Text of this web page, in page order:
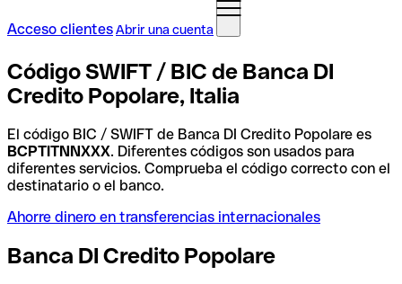
Acceso clientesAbrir una cuenta
Código SWIFT / BIC de Banca DI
Credito Popolare, Italia
El código BIC / SWIFT de Banca DI Credito Popolare es
BCPTITNNXXX. Diferentes códigos son usados para
diferentes servicios. Comprueba el código correcto con el
destinatario o el banco.
Ahorre dinero en transferencias internacionales
Banca DI Credito Popolare